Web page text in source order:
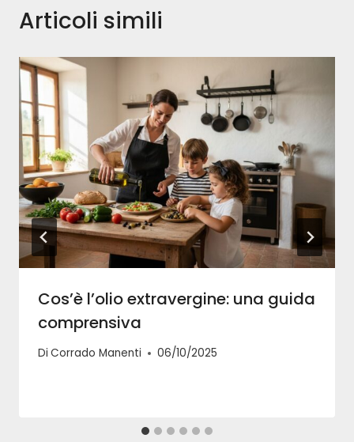
Articoli simili
Cos’è l’olio extravergine: una guida
comprensiva
Di Corrado Manenti 06/10/2025